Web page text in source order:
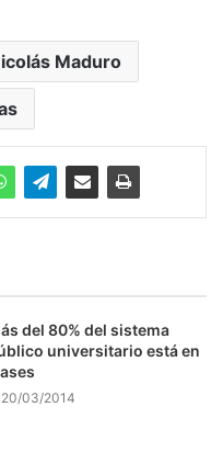
Maduro
del 80% del sistema
universitario está en
20/03/2014